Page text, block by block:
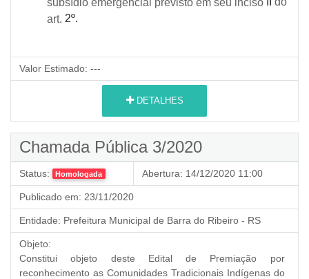
art. 2º.
Valor Estimado: ---
DETALHES
Chamada Pública 3/2020
Status: Homologada Abertura: 14/12/2020 11:00
Publicado em: 23/11/2020
Entidade: Prefeitura Municipal de Barra do Ribeiro - RS
Objeto:
Constitui objeto deste Edital de Premiação por
reconhecimento as Comunidades Tradicionais Indígenas do